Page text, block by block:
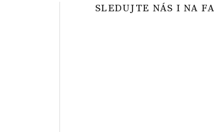
SLEDUJTE NÁS I NA